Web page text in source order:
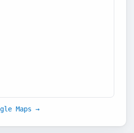
Maps →